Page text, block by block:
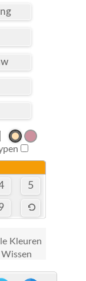
5
Kleuren
Wissen